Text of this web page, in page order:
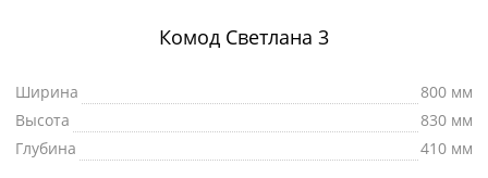
Комод Светлана 3
Ширина
800 мм
Высота
830 мм
Глубина
410 мм